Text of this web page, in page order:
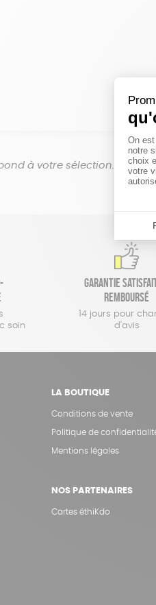
à votre sélection.
soin
Garantie
remboursé
14 jours pour
d'avis
LA BOUTIQUE
Conditions de vente
Politique de
Mentions légales
NOS PARTENAIRES
Cartes éthiKdo